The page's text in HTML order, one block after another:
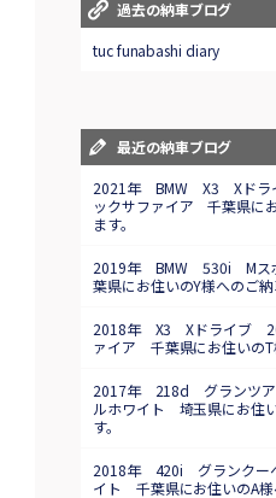
Staff blog
過去の納車ブログ
tuc funabashi diary
最近の納車ブログ
2021年 BMW X3 Xド
ックサファイア 千葉県に
ます。
2019年 BMW 530i Mス
葉県にお住いのY様へのご納
2018年 X3 Xドライブ
ァイア 千葉県にお住いのT
2017年 218d グランツ
ルホワイト 埼玉県にお住
す。
2018年 420i グランクー
イト 千葉県にお住いのA様